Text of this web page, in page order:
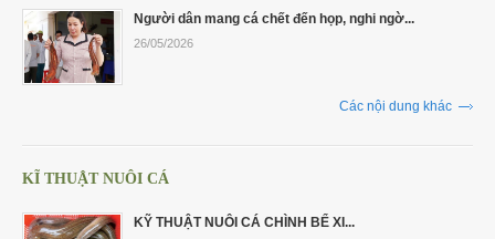
Người dân mang cá chết đến họp, nghi ngờ...
26/05/2026
Các nội dung khác
KĨ THUẬT NUÔI CÁ
KỸ THUẬT NUÔI CÁ CHÌNH BỂ XI...